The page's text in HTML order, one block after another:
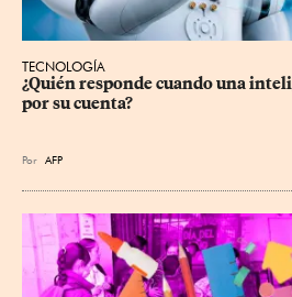
TECNOLOGÍA
¿Quién responde cuando una
por su cuenta?
Por AFP